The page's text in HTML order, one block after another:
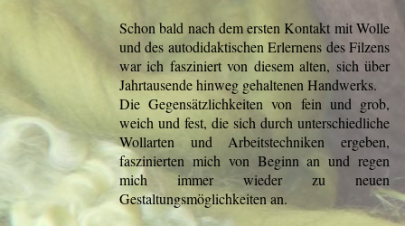
Schon bald nach dem ersten Kontakt mit Wolle
und des autodidaktischen Erlernens des Filzens
war ich fasziniert von diesem alten, sich über
Jahrtausende hinweg gehaltenen Handwerks.
Die Gegensätzlichkeiten von fein und grob,
weich und fest, die sich durch unterschiedliche
Wollarten und Arbeitstechniken ergeben,
faszinierten mich von Beginn an und regen
mich immer wieder zu neuen
Gestaltungsmöglichkeiten an.